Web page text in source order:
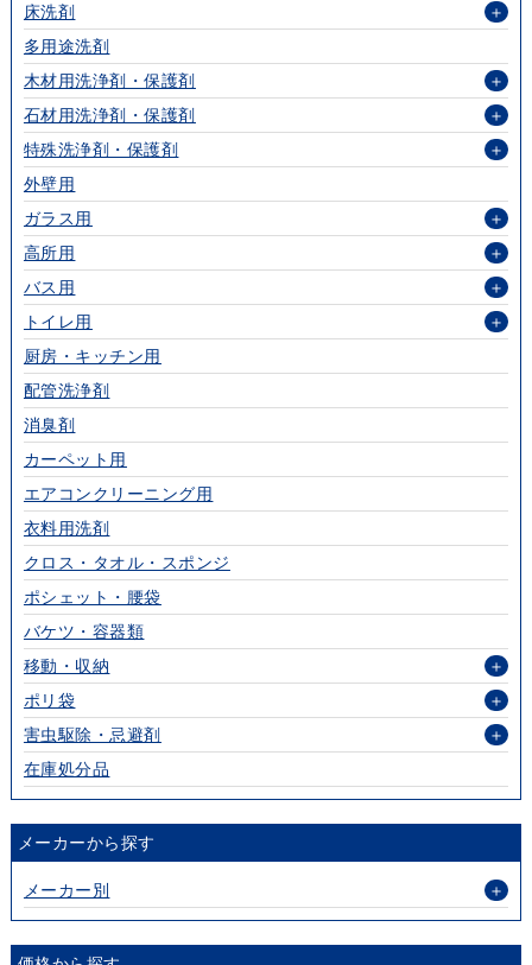
床洗剤
＋
多用途洗剤
木材用洗浄剤・保護剤
＋
石材用洗浄剤・保護剤
＋
特殊洗浄剤・保護剤
＋
外壁用
ガラス用
＋
高所用
＋
バス用
＋
トイレ用
＋
厨房・キッチン用
配管洗浄剤
消臭剤
カーペット用
エアコンクリーニング用
衣料用洗剤
クロス・タオル・スポンジ
ポシェット・腰袋
バケツ・容器類
移動・収納
＋
ポリ袋
＋
害虫駆除・忌避剤
＋
在庫処分品
メーカーから探す
メーカー別 ＋